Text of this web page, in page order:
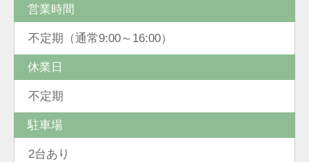
営業時間
不定期（通常9:00～16:00）
休業日
不定期
駐車場
2台あり